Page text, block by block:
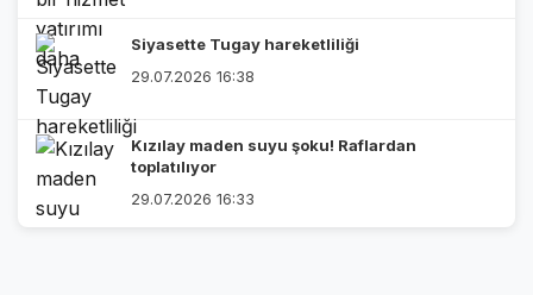
Siyasette Tugay hareketliliği
29.07.2026 16:38
Kızılay maden suyu şoku! Raflardan
toplatılıyor
29.07.2026 16:33